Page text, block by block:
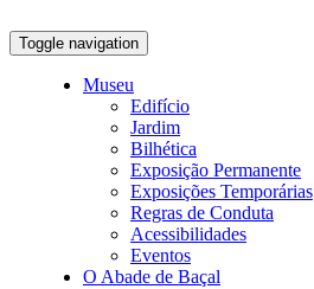
Toggle navigation
Museu
Edifício
Jardim
Bilhética
Exposição Permanente
Exposições Temporárias
Regras de Conduta
Acessibilidades
Eventos
O Abade de Baçal